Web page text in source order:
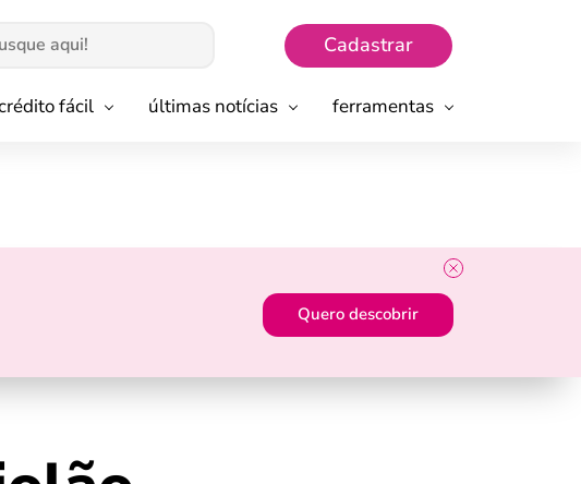
Cadastrar
fácil últimas notícias ferramentas
Quero descobrir